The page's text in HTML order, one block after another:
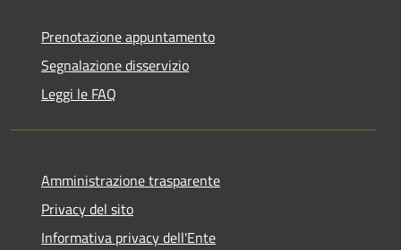
Prenotazione appuntamento
Segnalazione disservizio
Leggi le FAQ
Amministrazione trasparente
Privacy del sito
Informativa privacy dell'Ente